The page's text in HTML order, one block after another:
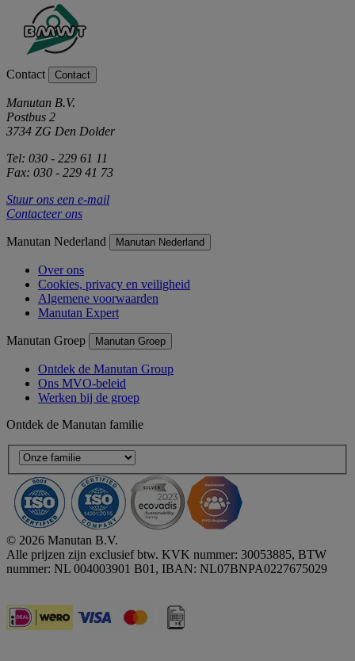
Contact Contact
Manutan B.V.
Postbus 2
3734 ZG Den Dolder
Tel: 030 - 229 61 11
Fax: 030 - 229 41 73
Stuur ons een e-mail
Contacteer ons
Manutan Nederland Manutan Nederland
Over ons
Cookies, privacy en veiligheid
Algemene voorwaarden
Manutan Expert
Manutan Groep Manutan Groep
Ontdek de Manutan Group
Ons MVO-beleid
Werken bij de groep
Ontdek de Manutan familie
© 2026 Manutan B.V.
Alle prijzen zijn exclusief btw. KVK nummer: 30053885, BTW
nummer: NL 004003901 B01, IBAN: NL07BNPA0227675029